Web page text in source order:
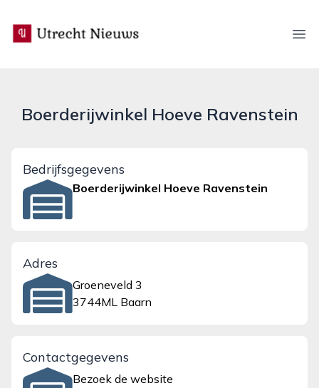
utrecht-nieuws.nl
Boerderijwinkel Hoeve Ravenstein
Bedrijfsgegevens
Boerderijwinkel Hoeve Ravenstein
Adres
Groeneveld 3
3744ML Baarn
Contactgegevens
Bezoek de website